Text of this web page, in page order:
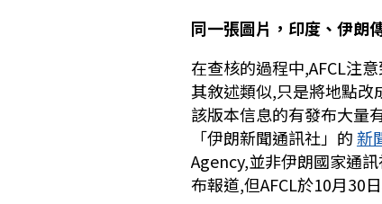
同一張圖片，印度、伊朗
在查核的過程中,AFCL注
其敘述類似,只是將地點
該版本信息的有發布大量
「伊朗新聞通訊社」的新
Agency,並非伊朗國家通
布報道,但AFCL於10月30